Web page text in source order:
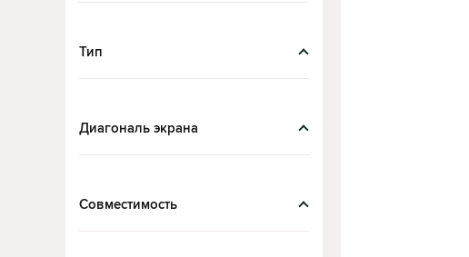
Тип
Диагональ экрана
Совместимость